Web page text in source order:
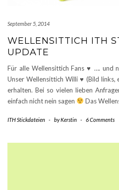
September 5, 2014
WELLENSITTICH ITH
UPDATE
Für alle Wellensittich Fans♥ …. und
Unser Wellensittich Willi ♥ (Bild links,
erhalten. Bei so vielen lieben
einfach nicht nein sagen
Das
ITH Stickdateien - byKerstin - 6 Comments